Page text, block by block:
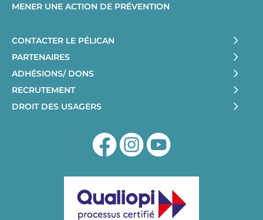
MENER UNE ACTION DE PRÉVENTION
CONTACTER LE PÉLICAN
PARTENAIRES
ADHÉSIONS/ DONS
RECRUTEMENT
DROIT DES USAGERS